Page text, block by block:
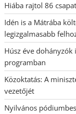
Hiába rajtol 86
Idén is a Mátrába
legizgalmasabb
Húsz éve
programban
Közoktatás: A
vezetőjét
Nyilvános